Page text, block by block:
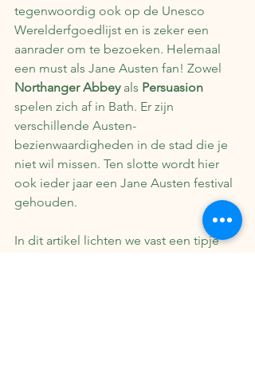
tegenwoordig ook op de Unesco
Werelderfgoedlijst en is zeker een
aanrader om te bezoeken. Helemaal
een must als Jane Austen fan! Zowel
Northanger Abbey als Persuasion
spelen zich af in Bath. Er zijn
verschillende Austen-
bezienwaardigheden in de stad die je
niet wil missen. Ten slotte wordt hier
ook ieder jaar een Jane Austen festival
gehouden.
In dit artikel lichten we vast een tipje